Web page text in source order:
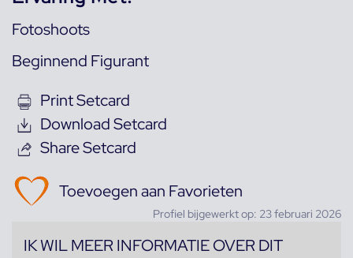
Fotoshoots
Beginnend Figurant
Print Setcard
Download Setcard
Share Setcard
Toevoegen aan Favorieten
Profiel bijgewerkt op: 23 februari 2026
IK WIL MEER INFORMATIE OVER DIT